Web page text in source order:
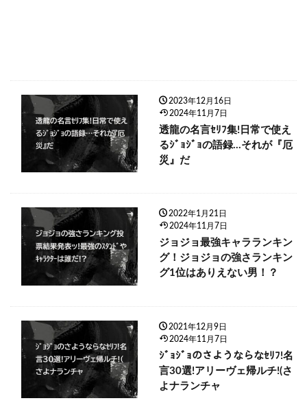
2023年12月16日
2024年11月7日
透龍の名言ｾﾘﾌ集!日常で使え
るｼﾞｮｼﾞｮの語録…それが『厄
災』だ
2022年1月21日
2024年11月7日
ジョジョ最強キャラランキン
グ！ジョジョの強さランキン
グ1位はありえない男！？
2021年12月9日
2024年11月7日
ｼﾞｮｼﾞｮのさようならなｾﾘﾌ!名
言30選!アリーヴェ帰ルチ!(さ
よナランチャ